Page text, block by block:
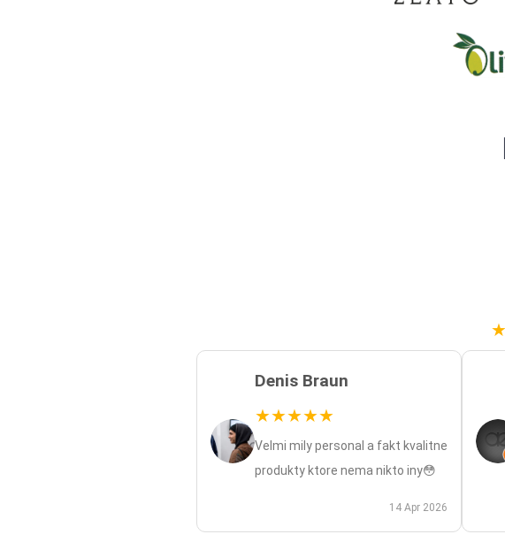
★
Denis Braun
★★★★★
Velmi mily personal a fakt kvalitne
produkty ktore nema nikto iny😳
14 Apr 2026